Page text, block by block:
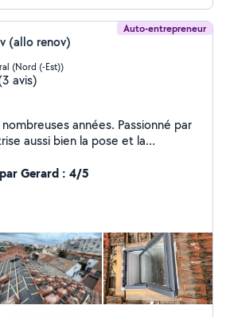
Auto-entrepreneur
(allo renov)
(Nord (-Est))
avis)
années. Passionné par
aussi bien la pose et la
et traitement de charpente,
et tout autre petit travaux.
expérimenté, je met mon savoir-
et soignées. Je vous
un diagnostic et un devis
à consulter également Google
client
Gerard : 4/5